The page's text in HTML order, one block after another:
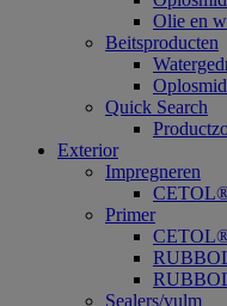
Olie en
Beitsproducten
Quick Search
Exterior
Impregneren
Primer
Sealers/vulm